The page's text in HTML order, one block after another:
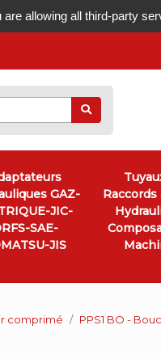
Ok
GAZ-
JIC-
SAE-
JIS
Raccords
comprimé PPS1 BO -
allowing all third-party